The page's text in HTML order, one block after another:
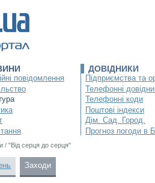
повідомлення
ДОВІДНИКИ
Підприємства та
Телефонні
Телефонні коди
Поштові індекси
Дім. Сад. Город.
Прогноз погоди в
/ "Від серця до серця"
Заходи